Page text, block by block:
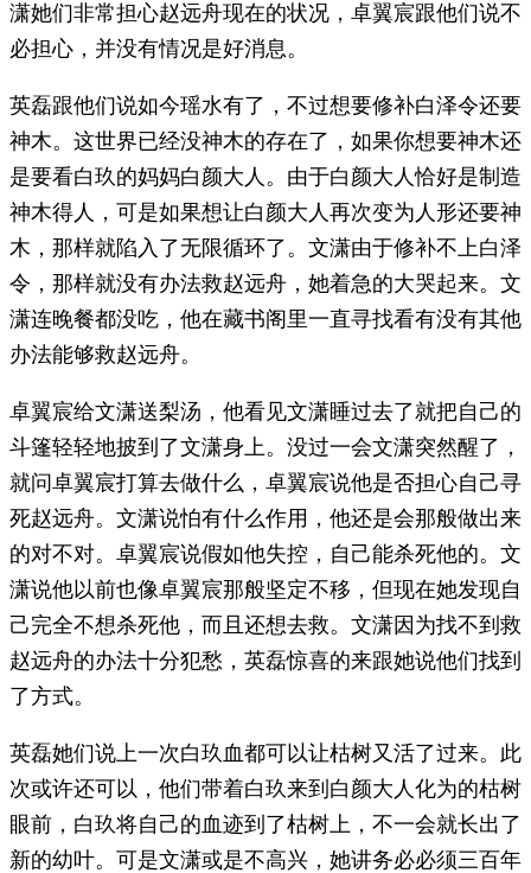
潇她们非常担心赵远舟现在的状况，卓翼宸跟他们说不
必担心，并没有情况是好消息。
英磊跟他们说如今瑶水有了，不过想要修补白泽令还要
神木。这世界已经没神木的存在了，如果你想要神木还
是要看白玖的妈妈白颜大人。由于白颜大人恰好是制造
神木得人，可是如果想让白颜大人再次变为人形还要神
木，那样就陷入了无限循环了。文潇由于修补不上白泽
令，那样就没有办法救赵远舟，她着急的大哭起来。文
潇连晚餐都没吃，他在藏书阁里一直寻找看有没有其他
办法能够救赵远舟。
卓翼宸给文潇送梨汤，他看见文潇睡过去了就把自己的
斗篷轻轻地披到了文潇身上。没过一会文潇突然醒了，
就问卓翼宸打算去做什么，卓翼宸说他是否担心自己寻
死赵远舟。文潇说怕有什么作用，他还是会那般做出来
的对不对。卓翼宸说假如他失控，自己能杀死他的。文
潇说他以前也像卓翼宸那般坚定不移，但现在她发现自
己完全不想杀死他，而且还想去救。文潇因为找不到救
赵远舟的办法十分犯愁，英磊惊喜的来跟她说他们找到
了方式。
英磊她们说上一次白玖血都可以让枯树又活了过来。此
次或许还可以，他们带着白玖来到白颜大人化为的枯树
眼前，白玖将自己的血迹到了枯树上，不一会就长出了
新的幼叶。可是文潇或是不高兴，她讲务必必须三百年